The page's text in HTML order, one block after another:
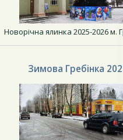
Новорічна ялинка 2025-2026 м.
Зимова Гребінка